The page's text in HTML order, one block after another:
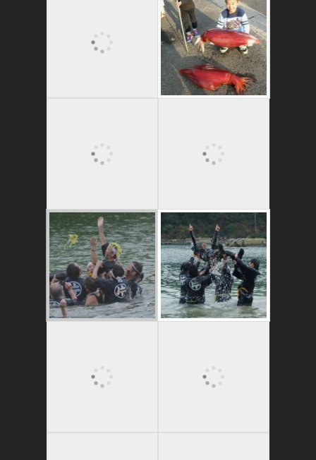
これはおいしいよ